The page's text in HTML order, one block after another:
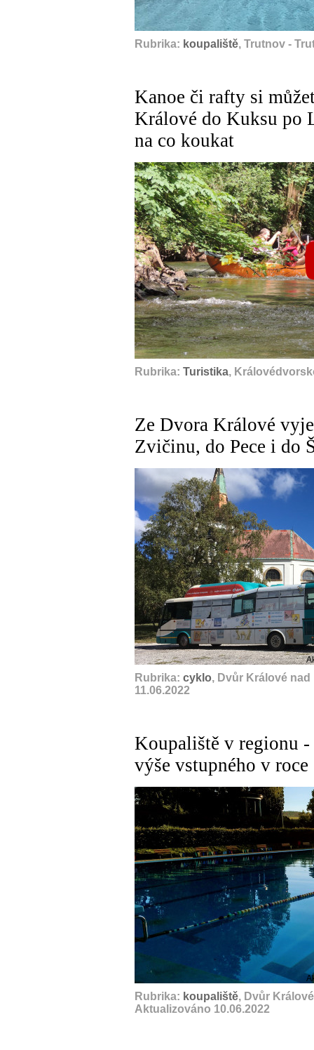
Rubrika: koupaliště, Trutnov -
Kanoe či rafty si
Králové do Kuksu po
na co koukat
Rubrika: Turistika,
Ze Dvora Králové
Zvičinu, do Pece i do
Rubrika: cyklo, Dvůr Králové
11.06.2022
Koupaliště v regionu -
výše vstupného v roce
Rubrika: koupaliště, Dvůr
Aktualizováno 10.06.2022